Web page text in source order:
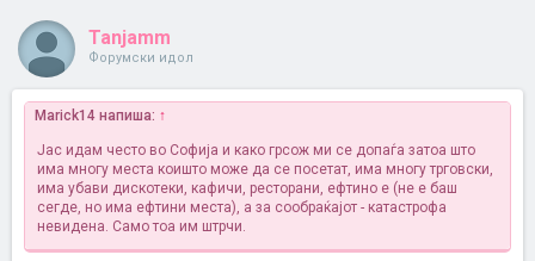
Tanjamm
Форумски идол
Marick14 напиша: ↑
Јас идам често во Софија и како грсож ми се допаѓа затоа што
има многу места коишто може да се посетат, има многу трговски,
има убави дискотеки, кафичи, ресторани, ефтино е (не е баш
сегде, но има ефтини места), а за сообраќајот - катастрофа
невидена. Само тоа им штрчи.